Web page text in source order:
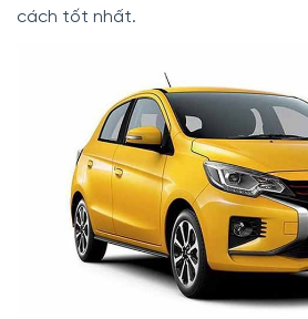
cách tốt nhất.